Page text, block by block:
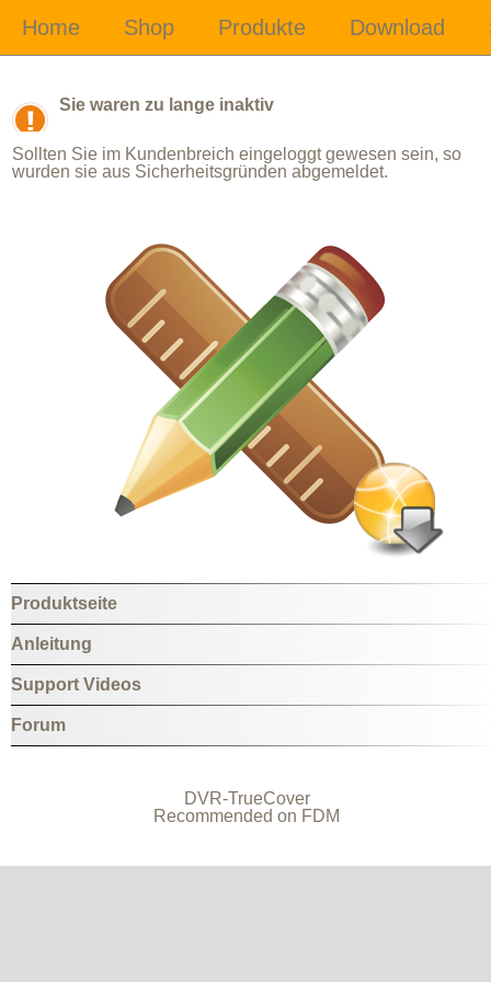
Sie waren zu lange inaktiv
Sollten Sie im Kundenbreich eingeloggt gewesen sein, so
wurden sie aus Sicherheitsgründen abgemeldet.
Produktseite
Anleitung
Support Videos
Forum
DVR-TrueCover
Recommended on FDM